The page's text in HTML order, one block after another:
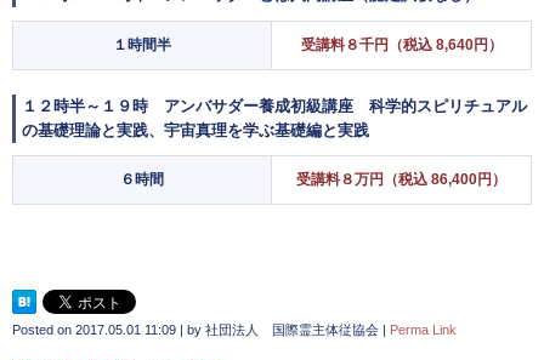
１時間半 受講料８千円（税込 8,640円）
１２時半～１９時 アンバサダー養成初級講座 科学的スピリチュアル
の基礎理論と実践、宇宙真理を学ぶ基礎編と実践
６時間 受講料８万円（税込 86,400円）
Posted on 2017.05.01 11:09 | by 社団法人 国際霊主体従協会 | Perma Link